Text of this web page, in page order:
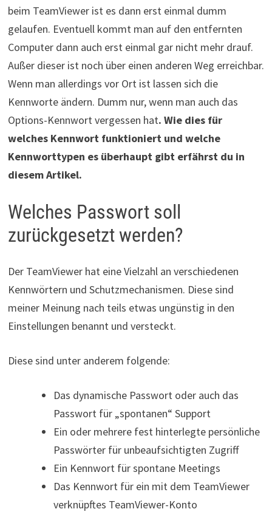
beim TeamViewer ist es dann erst einmal dumm
gelaufen. Eventuell kommt man auf den entfernten
Computer dann auch erst einmal gar nicht mehr drauf.
Außer dieser ist noch über einen anderen Weg erreichbar.
Wenn man allerdings vor Ort ist lassen sich die
Kennworte ändern. Dumm nur, wenn man auch das
Options-Kennwort vergessen hat. Wie dies für
welches Kennwort funktioniert und welche
Kennworttypen es überhaupt gibt erfährst du in
diesem Artikel.
Welches Passwort soll
zurückgesetzt werden?
Der TeamViewer hat eine Vielzahl an verschiedenen
Kennwörtern und Schutzmechanismen. Diese sind
meiner Meinung nach teils etwas ungünstig in den
Einstellungen benannt und versteckt.
Diese sind unter anderem folgende:
Das dynamische Passwort oder auch das
Passwort für „spontanen“ Support
Ein oder mehrere fest hinterlegte persönliche
Passwörter für unbeaufsichtigten Zugriff
Ein Kennwort für spontane Meetings
Das Kennwort für ein mit dem TeamViewer
verknüpftes TeamViewer-Konto